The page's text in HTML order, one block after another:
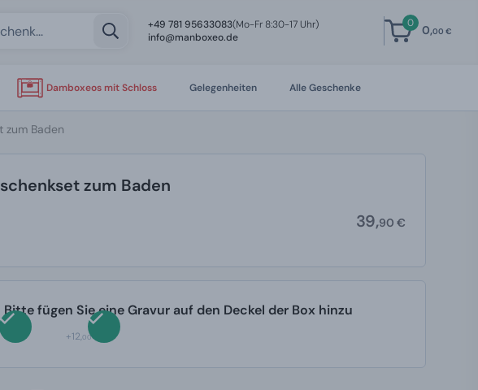
+49 781 95633083(Mo-Fr 8:30-17 Uhr)
info@manboxeo.de
0 0,00 €
Damboxeos mit Schloss Gelegenheiten Alle Geschenke
zum Baden
zum Baden
39,90 €
Bitte fügen Sie eine Gravur auf den Deckel der Box hinzu
+12,00 €